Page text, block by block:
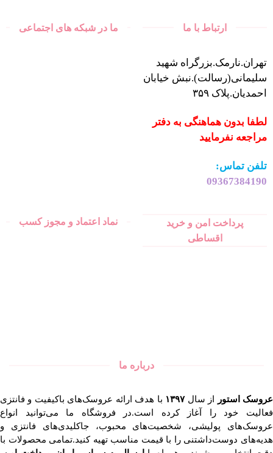
ارتباط با ما
تهران.نارمک.بزرگراه شهید
سلیمانی(رسالت).نبش خیابان
احمدیان.پلاک ۳۵۹
لطفا بدون هماهنگی به دفتر
مراجعه نفرمایید
تلفن تماس:
09367384190
ما در شبکه های اجتماعی
پرداخت امن و خرید
اقساطی
نماد اعتماد و مجوز کسب
درباره ما
عروسک استور از سال۱۳۹۷ با هدف ارائه عروسک‌های باکیفیت و فانتزی
فعالیت خود را آغاز کرده است.در فروشگاه ما می‌توانید انواع
عروسک‌های پولیشی، شخصیت‌های محبوب، جاکلیدی‌های فانتزی و
هدیه‌های دوست‌داشتنی را با قیمت مناسب تهیه کنید.تمامی محصولات با